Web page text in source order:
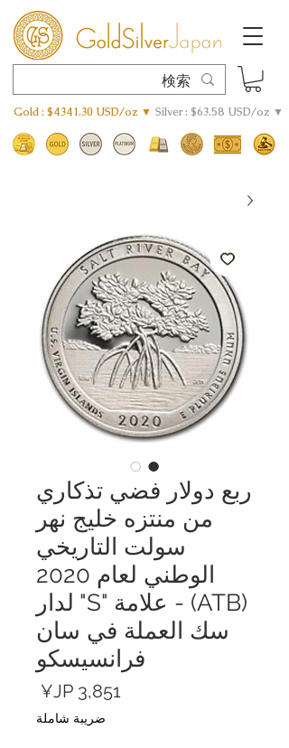
Gold : $4341.30 USD/oz ▼ Silver : $63.58 USD/oz ▼
ربع دولار فضي تذكاري
من منتزه خليج نهر
سولت التاريخي
الوطني لعام 2020
(ATB) - علامة "S" لدار
سك العملة في سان
فرانسيسكو
ضريبة شاملة